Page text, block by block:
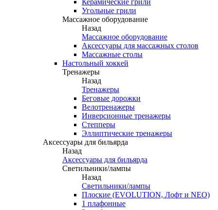
Керамические грили
Угольные грили
Массажное оборудование
Назад
Массажное оборудование
Аксессуары для массажных столов
Массажные столы
Настольный хоккей
Тренажеры
Назад
Тренажеры
Беговые дорожки
Велотренажеры
Инверсионные тренажеры
Степперы
Эллиптические тренажеры
Аксессуары для бильярда
Назад
Аксессуары для бильярда
Светильники/лампы
Назад
Светильники/лампы
Плоские (EVOLUTION, Лофт и NEO)
1 плафонные